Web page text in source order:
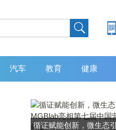
汽车 教育 健康
循证赋能创新，微生态